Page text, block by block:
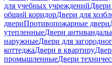
для учебных учреждений
общий коридорДвери для
двериПротивопожарные двери
утепленныеДвери
наружныеДвери для
коттеджаДвери в квартиру
промышленныеДвери